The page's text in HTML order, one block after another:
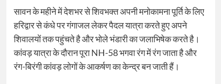
सावन के महीने में देशभर से शिवभक्त अपनी मनोकामना पूर्ति के लिए
हरिद्वार से कंधे पर गंगाजल लेकर पैदल यात्रा करते हुए अपने
शिवालयों तक पहुंचते है और भोले भंडारी का जलाभिषेक करते है।
कांवड़ यात्रा के दौरान पूरा NH-58 भगवा रंग में रंग जाता है और
रंग-बिरंगी कांवड़ लोगों के आकर्षण का केन्द्र बन जाती हैं।